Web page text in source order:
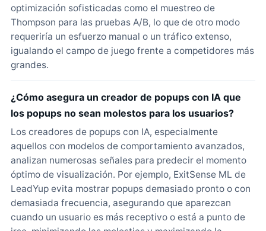
optimización sofisticadas como el muestreo de
Thompson para las pruebas A/B, lo que de otro modo
requeriría un esfuerzo manual o un tráfico extenso,
igualando el campo de juego frente a competidores más
grandes.
¿Cómo asegura un creador de popups con IA que
los popups no sean molestos para los usuarios?
Los creadores de popups con IA, especialmente
aquellos con modelos de comportamiento avanzados,
analizan numerosas señales para predecir el momento
óptimo de visualización. Por ejemplo, ExitSense ML de
LeadYup evita mostrar popups demasiado pronto o con
demasiada frecuencia, asegurando que aparezcan
cuando un usuario es más receptivo o está a punto de